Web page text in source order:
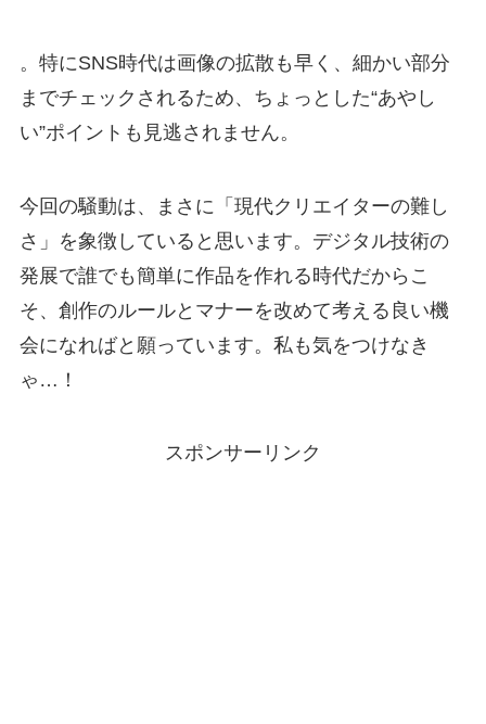
。特にSNS時代は画像の拡散も早く、細かい部分
までチェックされるため、ちょっとした“あやし
い”ポイントも見逃されません。
今回の騒動は、まさに「現代クリエイターの難し
さ」を象徴していると思います。デジタル技術の
発展で誰でも簡単に作品を作れる時代だからこ
そ、創作のルールとマナーを改めて考える良い機
会になればと願っています。私も気をつけなき
ゃ…！
スポンサーリンク